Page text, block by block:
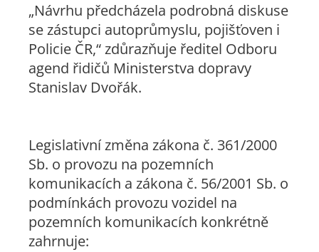
„Návrhu předcházela podrobná diskuse
se zástupci autoprůmyslu, pojišťoven i
Policie ČR,“zdůrazňuje ředitel Odboru
agend řidičů Ministerstva dopravy
Stanislav Dvořák.
Legislativní změna zákona č. 361/2000
Sb. o provozu na pozemních
komunikacích a zákona č. 56/2001 Sb. o
podmínkách provozu vozidel na
pozemních komunikacích konkrétně
zahrnuje: